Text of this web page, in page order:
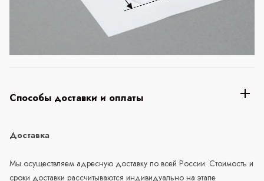
Способы доставки и оплаты
Доставка
Мы осуществляем адресную доставку по всей России. Стоимость и
сроки доставки рассчитываются индивидуально на этапе